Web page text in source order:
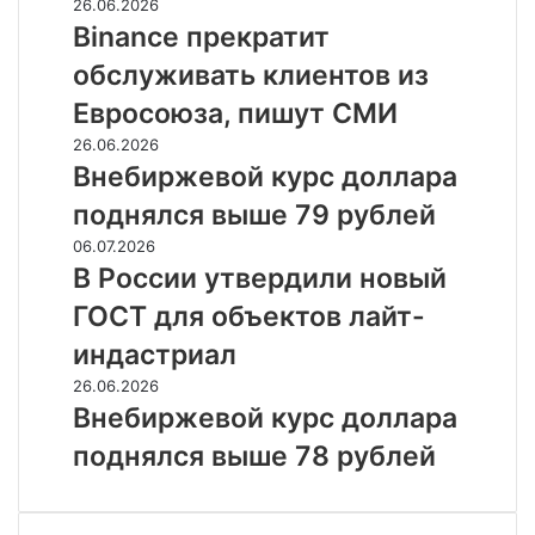
упал
до
11,18
рубля
Binance
прекратит
обслуживать
клиентов
из
Евросоюза,
пишут
СМИ
26.06.2026
Binance прекратит
обслуживать клиентов из
Евросоюза, пишут СМИ
Внебиржевой
курс
доллара
поднялся
выше
79
рублей
26.06.2026
Внебиржевой курс доллара
поднялся выше 79 рублей
В
России
утвердили
новый
ГОСТ
для
объектов
лайт-
индастриал
06.07.2026
В России утвердили новый
ГОСТ для объектов лайт-
индастриал
Внебиржевой
курс
доллара
поднялся
78
26.06.2026
Внебиржевой курс доллара
поднялся выше 78 рублей